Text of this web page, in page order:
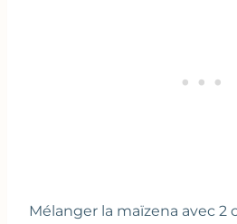
Mélanger la maïzena avec 2